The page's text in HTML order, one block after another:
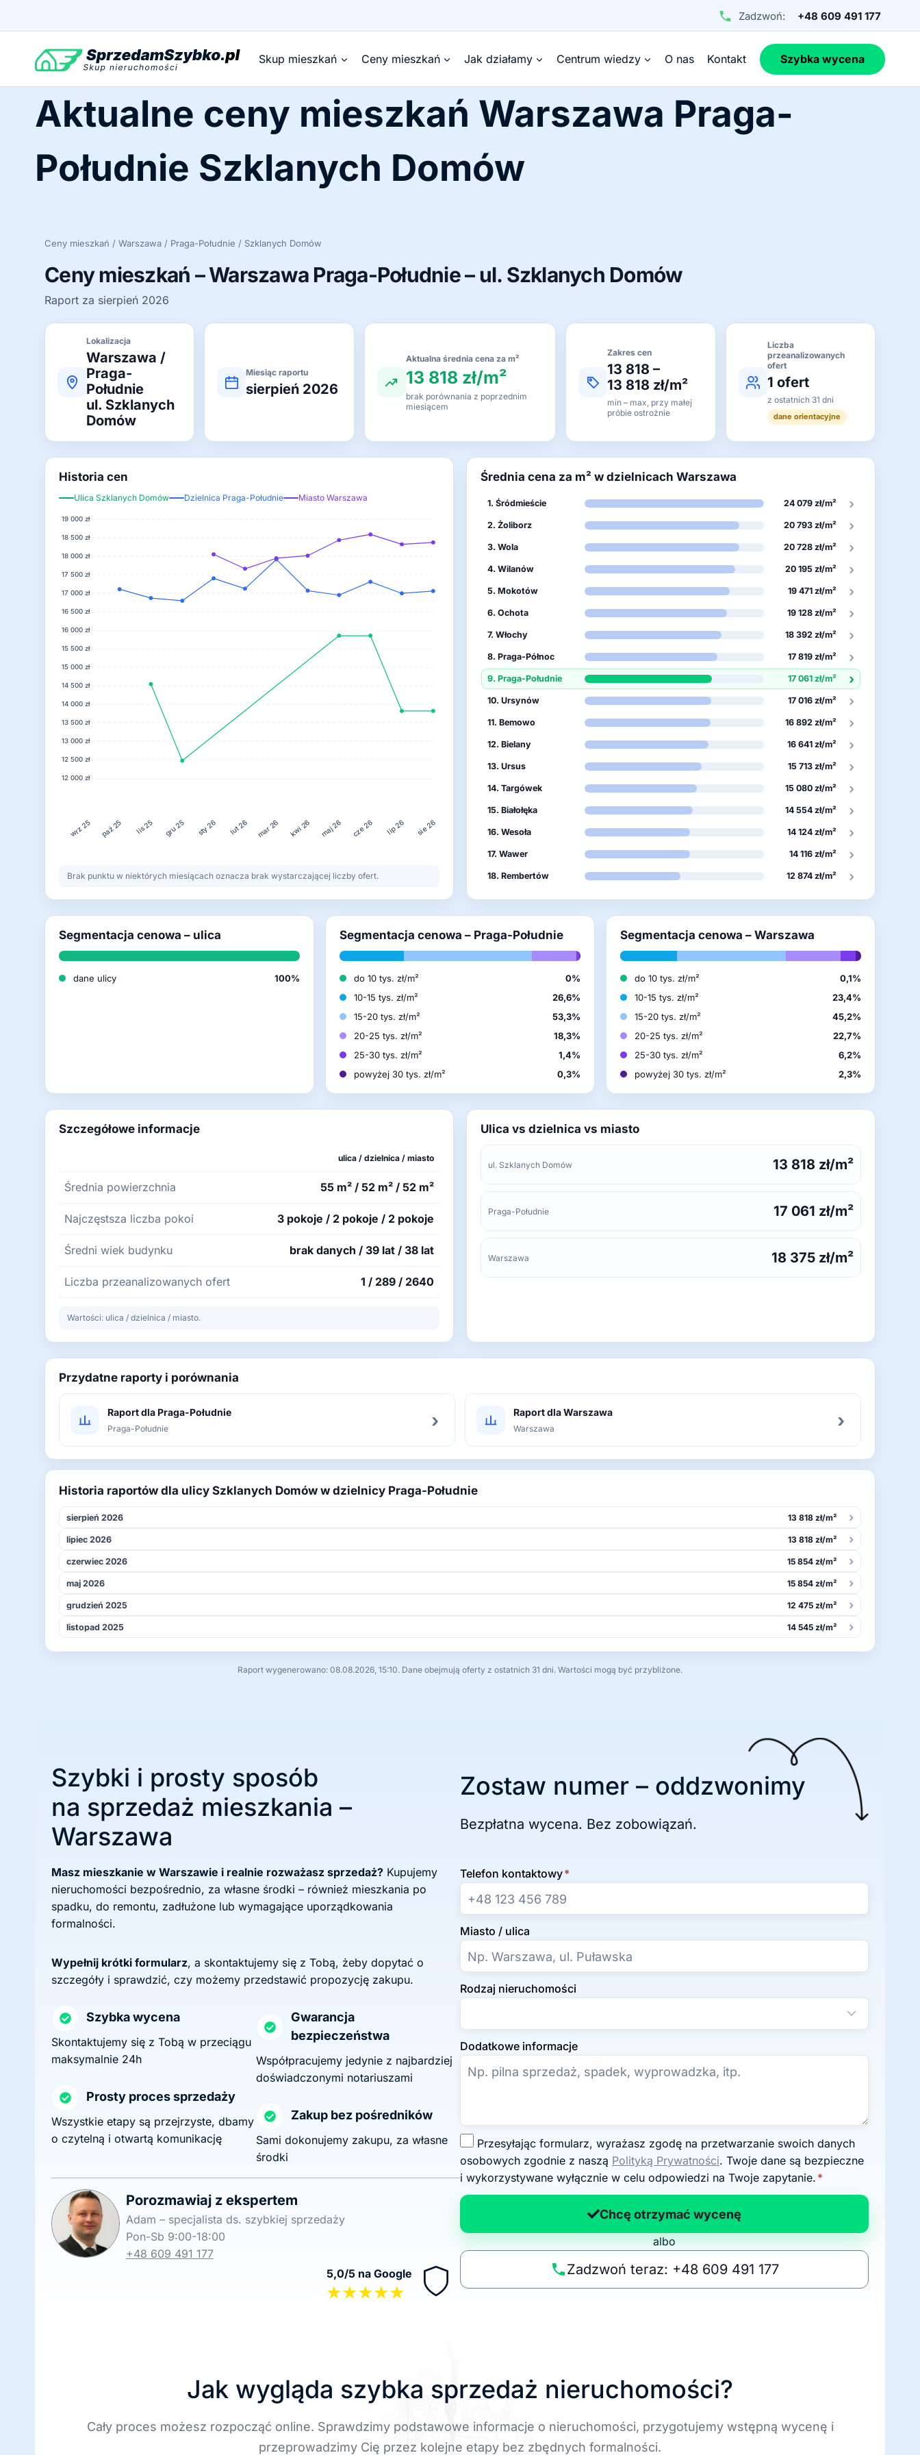
Zadzwoń: +48 609 491 177
Skup mieszkań Ceny mieszkań Jak działamy Centrum wiedzy O nas Kontakt Szybka wycena
Aktualne ceny mieszkań Warszawa Praga-
Południe Szklanych Domów
Ceny mieszkań / Warszawa / Praga-Południe / Szklanych Domów
Ceny mieszkań – Warszawa Praga-Południe – ul. Szklanych Domów
Raport za sierpień 2026
Lokalizacja
Warszawa /
Praga-
Południe
ul. Szklanych
Domów
Miesiąc raportu
sierpień 2026
Aktualna średnia cena za m²
13 818 zł/m²
brak porównania z poprzednim
miesiącem
Zakres cen
13 818 –
13 818 zł/m²
min – max, przy małej
próbie ostrożnie
Liczba
przeanalizowanych
ofert
1 ofert
z ostatnich 31 dni
dane orientacyjne
Historia cen
Ulica Szklanych Domów Dzielnica Praga-Południe Miasto Warszawa
12 000 zł
12 500 zł
13 000 zł
13 500 zł
14 000 zł
14 500 zł
15 000 zł
15 500 zł
16 000 zł
16 500 zł
17 000 zł
17 500 zł
18 000 zł
18 500 zł
19 000 zł
wrz 25 paź 25 lis 25 gru 25 sty 26 lut 26 mar 26 kwi 26 maj 26 cze 26 lip 26 sie 26
Brak punktu w niektórych miesiącach oznacza brak wystarczającej liczby ofert.
Średnia cena za m² w dzielnicach Warszawa
1. Śródmieście 24 079 zł/m² ›
2. Żoliborz 20 793 zł/m² ›
3. Wola 20 728 zł/m² ›
4. Wilanów 20 195 zł/m² ›
5. Mokotów 19 471 zł/m² ›
6. Ochota 19 128 zł/m² ›
7. Włochy 18 392 zł/m² ›
8. Praga-Północ 17 819 zł/m² ›
9. Praga-Południe 17 061 zł/m² ›
10. Ursynów 17 016 zł/m² ›
11. Bemowo 16 892 zł/m² ›
12. Bielany 16 641 zł/m² ›
13. Ursus 15 713 zł/m² ›
14. Targówek 15 080 zł/m² ›
15. Białołęka 14 554 zł/m² ›
16. Wesoła 14 124 zł/m² ›
17. Wawer 14 116 zł/m² ›
18. Rembertów 12 874 zł/m² ›
Segmentacja cenowa – ulica
dane ulicy 100%
Segmentacja cenowa – Praga-Południe
do 10 tys. zł/m²
0%
10-15 tys. zł/m²
26,6%
15-20 tys. zł/m²
53,3%
20-25 tys. zł/m²
18,3%
25-30 tys. zł/m²
1,4%
powyżej 30 tys. zł/m²
0,3%
Segmentacja cenowa – Warszawa
do 10 tys. zł/m²
0,1%
10-15 tys. zł/m²
23,4%
15-20 tys. zł/m²
45,2%
20-25 tys. zł/m²
22,7%
25-30 tys. zł/m²
6,2%
powyżej 30 tys. zł/m²
2,3%
Szczegółowe informacje
ulica / dzielnica / miasto
Średnia powierzchnia 55 m² / 52 m² / 52 m²
Najczęstsza liczba pokoi 3 pokoje / 2 pokoje / 2 pokoje
Średni wiek budynku brak danych / 39 lat / 38 lat
Liczba przeanalizowanych ofert 1 / 289 / 2640
Wartości: ulica / dzielnica / miasto.
Ulica vs dzielnica vs miasto
ul. Szklanych Domów 13 818 zł/m²
Praga-Południe 17 061 zł/m²
Warszawa 18 375 zł/m²
Przydatne raporty i porównania
Raport dla Praga-Południe
Praga-Południe › Raport dla Warszawa
Warszawa ›
Historia raportów dla ulicy Szklanych Domów w dzielnicy Praga-Południe
sierpień 2026 13 818 zł/m² ›
lipiec 2026 13 818 zł/m² ›
czerwiec 2026 15 854 zł/m² ›
maj 2026 15 854 zł/m² ›
grudzień 2025 12 475 zł/m² ›
listopad 2025 14 545 zł/m² ›
Raport wygenerowano: 08.08.2026, 15:10. Dane obejmują oferty z ostatnich 31 dni. Wartości mogą być przybliżone.
Szybki i prosty sposób
na sprzedaż mieszkania –
Warszawa
Masz mieszkanie w Warszawie i realnie rozważasz sprzedaż? Kupujemy
nieruchomości bezpośrednio, za własne środki – również mieszkania po
spadku, do remontu, zadłużone lub wymagające uporządkowania
formalności.
Wypełnij krótki formularz, a skontaktujemy się z Tobą, żeby dopytać o
szczegóły i sprawdzić, czy możemy przedstawić propozycję zakupu.
Szybka wycena
Skontaktujemy się z Tobą w przeciągu
maksymalnie 24h
Prosty proces sprzedaży
Wszystkie etapy są przejrzyste, dbamy
o czytelną i otwartą komunikację
Gwarancja
bezpieczeństwa
Współpracujemy jedynie z najbardziej
doświadczonymi notariuszami
Zakup bez pośredników
Sami dokonujemy zakupu, za własne
środki
Porozmawiaj z ekspertem
Adam – specjalista ds. szybkiej sprzedaży
Pon-Sb 9:00-18:00
+48 609 491 177
5,0/5 na Google
★★★★★
Zostaw numer – oddzwonimy
Bezpłatna wycena. Bez zobowiązań.
Telefon kontaktowy*
Miasto / ulica
Rodzaj nieruchomości
Dodatkowe informacje
g
o
d
n
p
o
osobowych zgodnie z naszą Polityką Prywatności. Twoje dane są bezpieczne
i wykorzystywane wyłącznie w celu odpowiedzi na Twoje zapytanie. *
Chcę otrzymać wycenę
albo
Zadzwoń teraz: +48 609 491 177
Jak wygląda szybka sprzedaż nieruchomości?
Cały proces możesz rozpocząć online. Sprawdzimy podstawowe informacje o nieruchomości, przygotujemy wstępną wycenę i
przeprowadzimy Cię przez kolejne etapy bez zbędnych formalności.